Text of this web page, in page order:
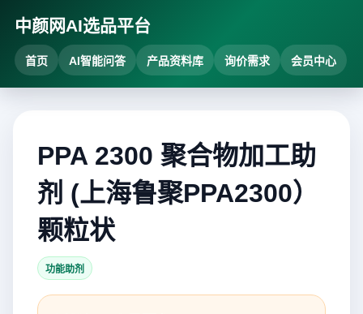
中颜网AI选品平台
首页 AI智能问答 产品资料库 询价需求 会员中心
PPA 2300 聚合物加工助
剂 (上海鲁聚PPA2300）
颗粒状
功能助剂